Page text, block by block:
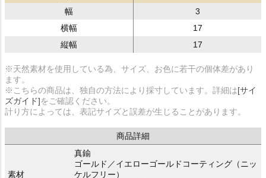
幅
3
横幅
17
縦幅
17
※天然素材を使用している為、サイズ、お色に若干の個体差があり
ます。
※こちらの商品は、独自の方法により採寸しています。詳細は[サイ
ズガイド]をご確認ください。
計り方によっては、表記サイズと誤差が生じることがあります。
商品詳細
素材
真鍮
ゴールド／イエローゴールドコーティング（ニッ
ケルフリー）